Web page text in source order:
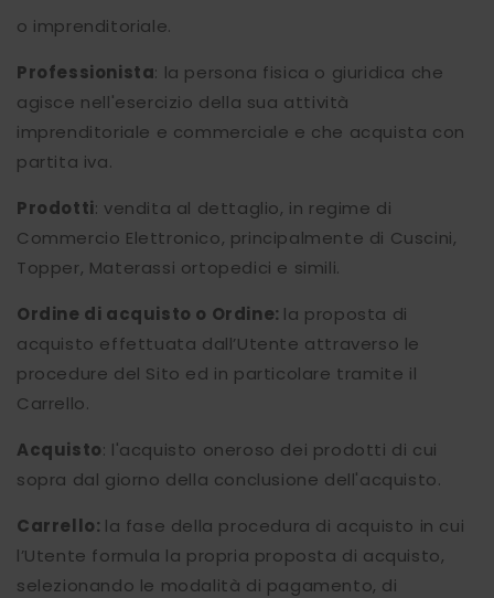
o imprenditoriale.
Professionista: la persona fisica o giuridica che
agisce nell'esercizio della sua attività
imprenditoriale e commerciale e che acquista con
partita iva.
Prodotti: vendita al dettaglio, in regime di
Commercio Elettronico, principalmente di Cuscini,
Topper, Materassi ortopedici e simili.
Ordine di acquisto o Ordine: la proposta di
acquisto effettuata dall’Utente attraverso le
procedure del Sito ed in particolare tramite il
Carrello.
Acquisto: l'acquisto oneroso dei prodotti di cui
sopra dal giorno della conclusione dell'acquisto.
Carrello: la fase della procedura di acquisto in cui
l’Utente formula la propria proposta di acquisto,
selezionando le modalità di pagamento, di